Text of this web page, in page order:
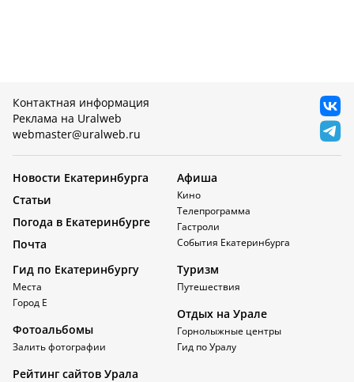
Контактная информация
Реклама на Uralweb
webmaster@uralweb.ru
Новости Екатеринбурга
Статьи
Погода в Екатеринбурге
Почта
Афиша
Кино
Телепрограмма
Гастроли
События Екатеринбурга
Гид по Екатеринбургу
Места
Город Е
Фотоальбомы
Залить фотографии
Туризм
Путешествия
Отдых на Урале
Горнолыжные центры
Гид по Уралу
Рейтинг сайтов Урала